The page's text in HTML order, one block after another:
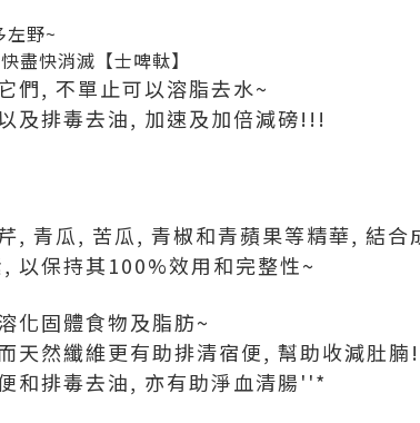
左野~
盡快消滅【士啤軚】
們, 不單止可以溶脂去水~
及排毒去油, 加速及加倍減磅!!!
, 青瓜, 苦瓜, 青椒和青蘋果等精華, 結合
以保持其100%效用和完整性~
化固體食物及脂肪~
天然纖維更有助排清宿便, 幫助收減肚
和排毒去油, 亦有助淨血清腸''*